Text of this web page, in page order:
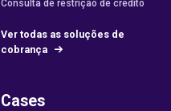
Consulta de restrição de crédito
Ver todas as soluções de
cobrança
Cases